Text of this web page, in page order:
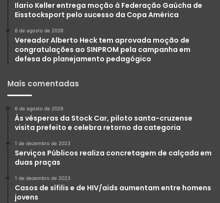
Ilario Keller entrega moção à Federação Gaúcha de
Eisstocksport pelo sucesso da Copa América
6 de agosto de 2026
Vereador Alberto Heck tem aprovada moção de
congratulações ao SINPROM pela campanha em
defesa do planejamento pedagógico
Mais comentadas
6 de agosto de 2026
Às vésperas da Stock Car, piloto santa-cruzense
visita prefeito e celebra retorno da categoria
1 de dezembro de 2023
Serviços Públicos realiza concretagem de calçada em
duas praças
1 de dezembro de 2023
Casos de sífilis e de HIV/aids aumentam entre homens
jovens